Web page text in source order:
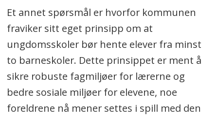
om det fortsatt ville vært mulig å
opprettholde det?
3. Da utbyggingen av Flåtestad ble
skrinlagt, var økonomi og modulskole
hovedargumentet. Nå har prosjektet på
Fløysbonn gått fra modulskole til en
Et annet spørsmål er hvorfor kommunen
fraviker sitt eget prinsipp om at
ungdomsskoler bør hente elever fra minst
to barneskoler. Dette prinsippet er ment å
sikre robuste fagmiljøer for lærerne og
bedre sosiale miljøer for elevene, noe
foreldrene nå mener settes i spill med den